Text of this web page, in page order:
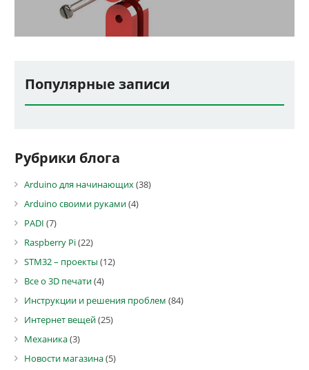
Популярные записи
Рубрики блога
Arduino для начинающих(38)
Arduino своими руками(4)
PADI (7)
Raspberry Pi(22)
STM32 – проекты (12)
Все о 3D печати(4)
Инструкции и решения проблем (84)
Интернет вещей(25)
Механика(3)
Новости магазина(5)